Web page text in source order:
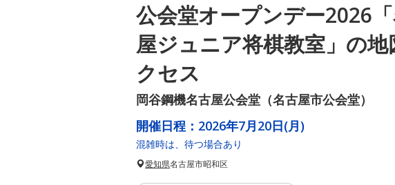
公会堂オープンデー2026
屋ジュニア将棋教室」の地
クセス
岡谷鋼機名古屋公会堂（名古屋市公会堂）
開催日程： 2026年7月20日(月)
混雑時は、待つ場合あり
愛知県名古屋市昭和区